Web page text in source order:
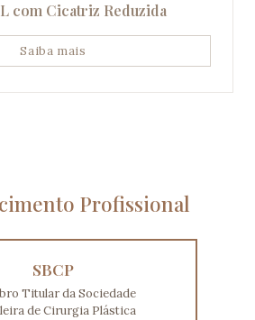
com Cicatriz Reduzida
Saiba mais
Profissional
SBCP
Titular da Sociedade
de Cirurgia Plástica